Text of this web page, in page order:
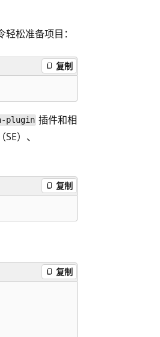
松准备项目：
复制
plugin 插件和相
）、
复制
复制